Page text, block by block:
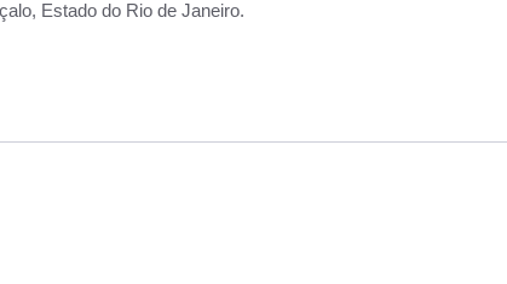
Estado do Rio de Janeiro.